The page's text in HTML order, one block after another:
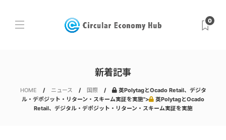
0
新着記事
HOME ニュース 国際
英PolytagとOcado Retail、デジタ
ル・デポジット・リターン・スキーム実証を実施">
英PolytagとOcado
Retail、デジタル・デポジット・リターン・スキーム実証を実施